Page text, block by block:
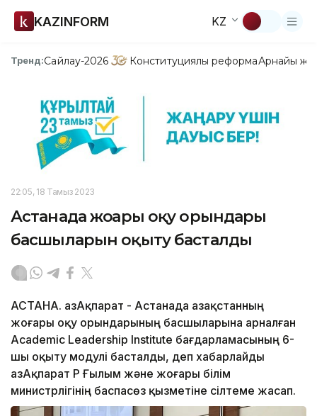
KAZINFORM KZ
Тренд:Сайлау-2026 Конституциялық реформаАрнайы
22:05, 18 Тамыз 2023
Астанада жоғары оқу орындары
басшыларын оқыту басталды
АСТАНА. ҚазАқпарат - Астанада Қазақстанның
жоғары оқу орындарының басшыларына арналған
Academic Leadership Institute бағдарламасының 6-
шы оқыту модулі басталды, деп хабарлайды
ҚазАқпарат ҚР Ғылым және жоғары білім
министрлігінің баспасөз қызметіне сілтеме жасап.